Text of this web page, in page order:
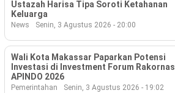
Ustazah Harisa Tipa Soroti Ketahanan
Keluarga
News Senin, 3 Agustus 2026 - 20:00
Wali Kota Makassar Paparkan Potensi
Investasi di Investment Forum Rakornas
APINDO 2026
Pemerintahan Senin, 3 Agustus 2026 - 19:02